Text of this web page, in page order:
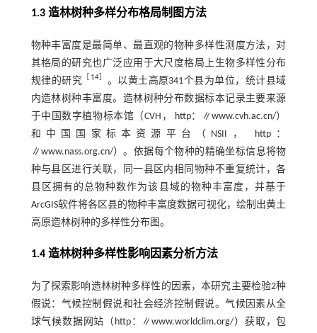
1.3 造林树种多样分布格局制图方法
物种丰富度是最简单、最直观的物种多样性测度方法，对
其格局的研究也广泛应用于大尺度格局上生物多样性分布
规律的研究 ［ 14］ 。以黄土高原341个县为单位，统计县域
内造林树种丰富度。造林树种分布数据标本记录主要来源
于中国数字植物标本馆（CVH， http：∥www.cvh.ac.cn/）
和中国国家标本资源平台（NSII， http：
∥www.nass.org.cn/）。依据每个物种的精确坐标信息将物
种与县区进行关联，同一县区内相同物种不重复统计，各
县区拥有的总物种数作为该县域的物种丰富度，并基于
ArcGIS软件将各区县的物种丰富度数据可视化，绘制出黄土
高原造林树种的多样性分布图。
1.4 造林树种多样性影响因素分析方法
为了探索影响造林树种多样性的因素，本研究主要检验2种
假说：气候控制假说和社会经济控制假说。气候因素从全
球气候数据网站（http：∥www.worldclim.org/）获取，包